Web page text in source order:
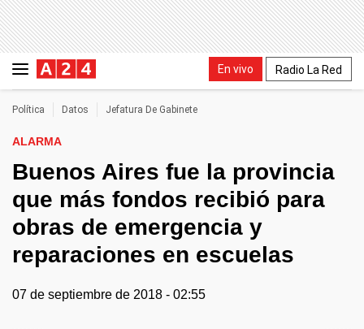
En vivo Radio La Red
Política Datos Jefatura De Gabinete
ALARMA
Buenos Aires fue la provincia
que más fondos recibió para
obras de emergencia y
reparaciones en escuelas
07 de septiembre de 2018 - 02:55